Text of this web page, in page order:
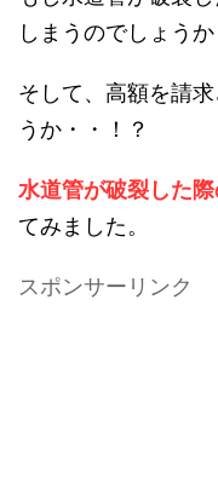
しまうのでしょうか
そして、高額を請
うか・・！？
水道管が破裂した
てみました。
スポンサーリンク